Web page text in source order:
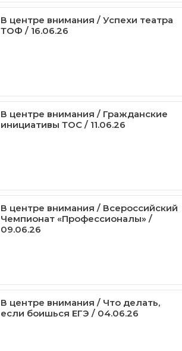
В центре внимания / Успехи театра
ТОФ / 16.06.26
В центре внимания / Гражданские
инициативы ТОС / 11.06.26
В центре внимания / Всероссийский
Чемпионат «Профессионалы» /
09.06.26
В центре внимания / Что делать,
если боишься ЕГЭ / 04.06.26